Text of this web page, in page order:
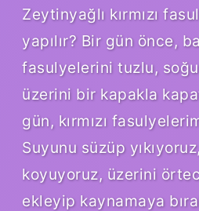
Zeytinyağlı kırmızı
yapılır? Bir gün önce,
fasulyelerini tuzlu,
üzerini bir kapakla
gün, kırmızı
Suyunu süzüp
koyuyoruz, üzerini
ekleyip kaynamaya